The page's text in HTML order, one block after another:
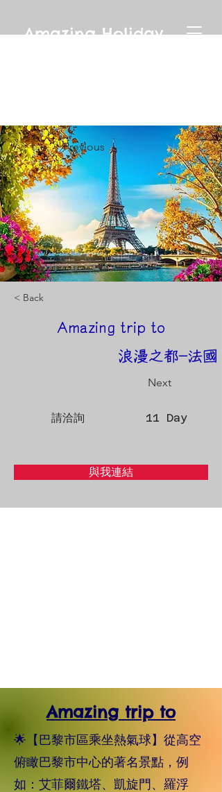
Amazing Holiday
Previous
< Back
Amazing trip to
浪漫之都-法國
Next
請洽詢 11 Day
與我連結
Amazing trip to
🌟【巴黎市區乘坐熱氣球】從高空
俯瞰巴黎市中心的著名景點，例
如：艾菲爾鐵塔、凱旋門、羅浮